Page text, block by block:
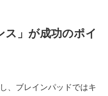
ス」が成功のポイ
、ブレインパッドではキ